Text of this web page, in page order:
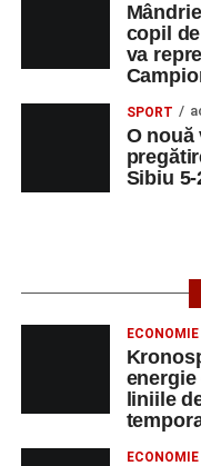
copil
va
SPORT
O nouă
Sibiu 5-
ECONOMIE
energie
liniile
ECONOMIE